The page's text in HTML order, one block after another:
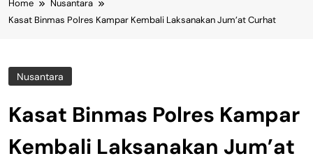
Home
Nusantara
Kasat Binmas Polres Kampar Kembali Laksanakan Jum’at Curhat
Nusantara
Kasat Binmas Polres Kampar
Kembali Laksanakan Jum’at